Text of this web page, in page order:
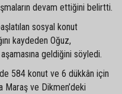
devam ettiğini belirtti.
sosyal konut
kaydeden Oğuz,
geldiğini söyledi.
584 konut ve 6 dükkân için
Maraş ve Dikmen’deki